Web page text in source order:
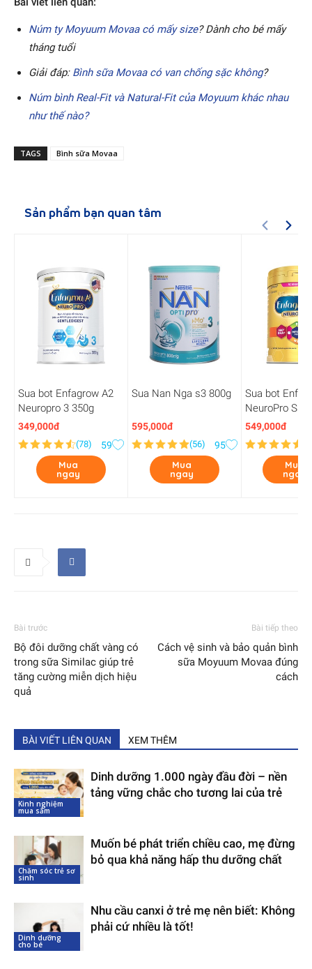
Núm ty Moyuum Movaa có mấy size? Dành cho bé mấy
tháng tuổi
Giải đáp: Bình sữa Movaa có van chống sặc không?
Núm bình Real-Fit và Natural-Fit của Moyuum khác nhau
như thế nào?
TAGS Bình sữa Movaa
Sản phẩm bạn quan tâm
Sua bot Enfagrow A2
Neuropro 3 350g
349,000đ
(78)
59
Mua
ngay
Sua Nan Nga s3 800g
595,000đ
(56)
95
Mua
ngay
Sua bot
NeuroPro S3
Pitstop
549,000đ
Mua
ngay
Bài trước
Bộ đôi dưỡng chất vàng có
trong sữa Similac giúp trẻ
tăng cường miễn dịch hiệu
quả
Bài tiếp theo
Cách vệ sinh và bảo quản bình
sữa Moyuum Movaa đúng
cách
BÀI VIẾT LIÊN QUAN XEM THÊM
Kinh nghiệm
mua sắm
Dinh dưỡng 1.000 ngày đầu đời – nền
tảng vững chắc cho tương lai của trẻ
Chăm sóc trẻ sơ
sinh
Muốn bé phát triển chiều cao, mẹ đừng
bỏ qua khả năng hấp thu dưỡng chất
Dinh dưỡng
cho bé
Nhu cầu canxi ở trẻ mẹ nên biết: Không
phải cứ nhiều là tốt!